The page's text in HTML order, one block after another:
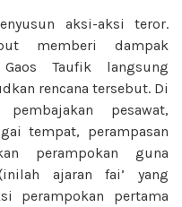
aksi-aksi teror.
memberi dampak
Taufik langsung
rencana tersebut. Di
pesawat,
tempat, perampasan
perampokan guna
ajaran fai’ yang
perampokan pertama